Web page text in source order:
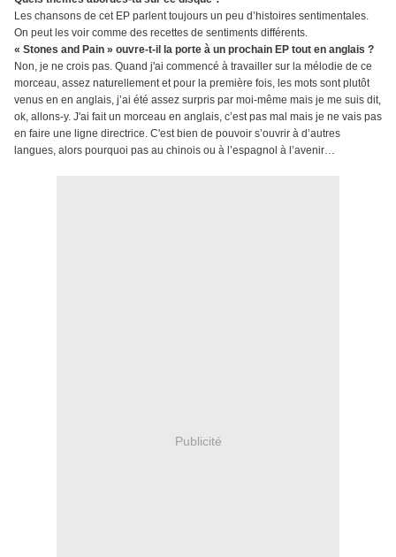
Les chansons de cet EP parlent toujours un peu d’histoires sentimentales.
On peut les voir comme des recettes de sentiments différents.
« Stones and Pain » ouvre-t-il la porte à un prochain EP tout en anglais ?
Non, je ne crois pas. Quand j'ai commencé à travailler sur la mélodie de ce
morceau, assez naturellement et pour la première fois, les mots sont plutôt
venus en en anglais, j’ai été assez surpris par moi-même mais je me suis dit,
ok, allons-y. J'ai fait un morceau en anglais, c’est pas mal mais je ne vais pas
en faire une ligne directrice. C'est bien de pouvoir s’ouvrir à d’autres
langues, alors pourquoi pas au chinois ou à l’espagnol à l’avenir…
Publicité